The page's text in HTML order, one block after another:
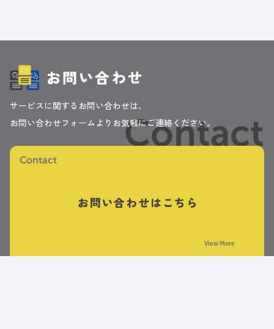
お問い合わせ
サービスに関するお問い合わせは、
お問い合わせフォームよりお気軽にご連絡ください。
Contact
お問い合わせはこちら
View More
Contact